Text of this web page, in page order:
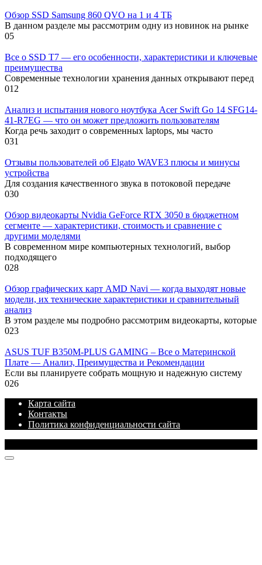
Обзор SSD Samsung 860 QVO на 1 и 4 ТБ
В данном разделе мы рассмотрим одну из новинок на рынке
05
Все о SSD T7 — его особенности, характеристики и ключевые
преимущества
Современные технологии хранения данных открывают перед
012
Анализ и испытания нового ноутбука Acer Swift Go 14 SFG14-
41-R7EG — что он может предложить пользователям
Когда речь заходит о современных laptops, мы часто
031
Отзывы пользователей об Elgato WAVE3 плюсы и минусы
устройства
Для создания качественного звука в потоковой передаче
030
Обзор видеокарты Nvidia GeForce RTX 3050 в бюджетном
сегменте — характеристики, стоимость и сравнение с
другими моделями
В современном мире компьютерных технологий, выбор
подходящего
028
Обзор графических карт AMD Navi — когда выходят новые
модели, их технические характеристики и сравнительный
анализ
В этом разделе мы подробно рассмотрим видеокарты, которые
023
ASUS TUF B350M-PLUS GAMING – Все о Материнской
Плате — Анализ, Преимущества и Рекомендации
Если вы планируете собрать мощную и надежную систему
026
Карта сайта
Контакты
Политика конфиденциальности сайта